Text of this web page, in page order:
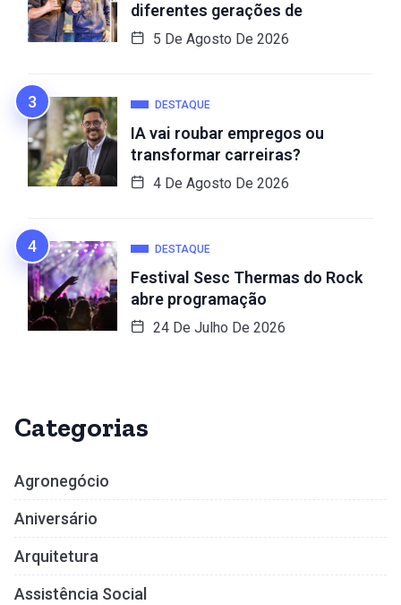
diferentes gerações de
5 De Agosto De 2026
DESTAQUE
IA vai roubar empregos ou
transformar carreiras?
4 De Agosto De 2026
DESTAQUE
Festival Sesc Thermas do Rock
abre programação
24 De Julho De 2026
Categorias
Agronegócio
Aniversário
Arquitetura
Assistência Social